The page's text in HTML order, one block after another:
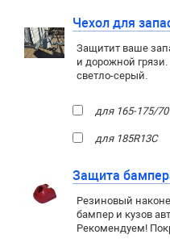
Чехол для
Защитит ваше
и дорожной
светло-серый.
для 165-175/70
для 185R13C
Защита
Резиновый
бампер и кузов
Рекомендуем!